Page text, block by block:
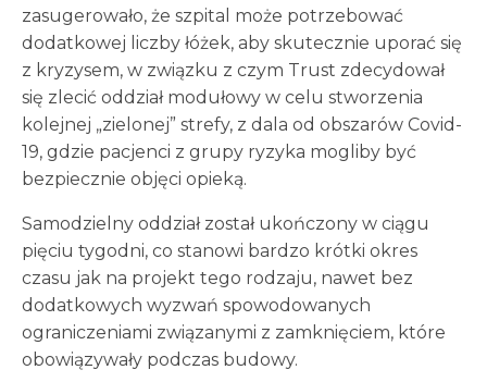
zasugerowało, że szpital może potrzebować
dodatkowej liczby łóżek, aby skutecznie uporać się
z kryzysem, w związku z czym Trust zdecydował
się zlecić oddział modułowy w celu stworzenia
kolejnej „zielonej” strefy, z dala od obszarów Covid-
19, gdzie pacjenci z grupy ryzyka mogliby być
bezpiecznie objęci opieką.
Samodzielny oddział został ukończony w ciągu
pięciu tygodni, co stanowi bardzo krótki okres
czasu jak na projekt tego rodzaju, nawet bez
dodatkowych wyzwań spowodowanych
ograniczeniami związanymi z zamknięciem, które
obowiązywały podczas budowy.